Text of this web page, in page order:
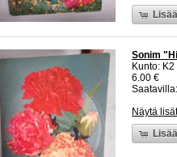
Sonim
Kunto:
6.00 €
Näytä